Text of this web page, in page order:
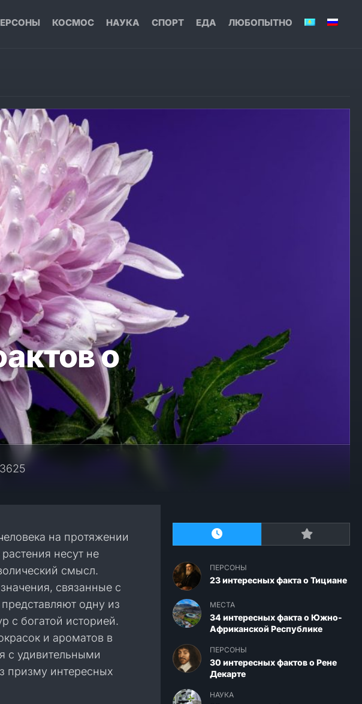
КОСМОС НАУКА СПОРТ ЕДА ЛЮБОПЫТНО
о
3625
на протяжении
несут не
смысл.
связанные с
одну из
с богатой историей.
и ароматов в
с удивительными
призму интересных
ПЕРСОНЫ
23 интересных факта о Тициане
МЕСТА
34 интересных факта о Южно-
Африканской Республике
ПЕРСОНЫ
30 интересных фактов о Рене
Декарте
НАУКА